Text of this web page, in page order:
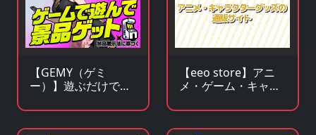
【GEMY（ゲミ
ー）】遊ぶだけで景
ゲームサービス
【eeo store】アニ
メ・ゲーム・キャラ
サイト